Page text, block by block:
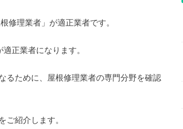
修理業者」が適正業者です。
正業者になります。
るために、屋根修理業者の専門分野を確認
ご紹介します。